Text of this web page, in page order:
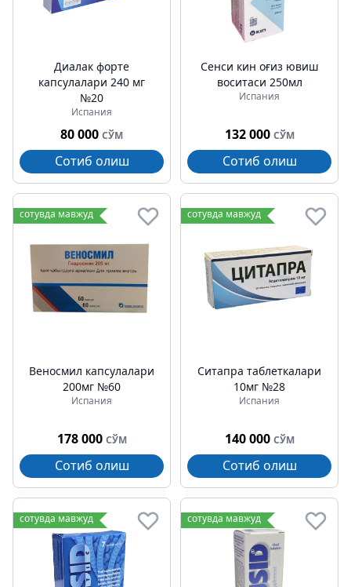
Диалак форте
капсулалари 240 мг
№20
Испания
80 000 СЎМ
Сотиб олиш
Сенси кин оғиз ювиш
воситаси 250мл
Испания
132 000 СЎМ
Сотиб олиш
сотувда мавжуд
Веносмил капсулалари
200мг №60
Испания
178 000 СЎМ
Сотиб олиш
сотувда мавжуд
Cитапра таблеткалари
10мг №28
Испания
140 000 СЎМ
Сотиб олиш
сотувда мавжуд сотувда мавжуд